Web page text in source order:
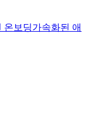
온보딩가속화된 애